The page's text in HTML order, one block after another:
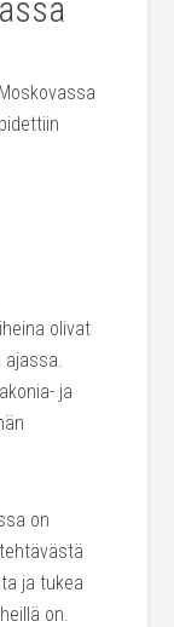
Moskovassa
pidettiin
olivat
ajassa.
ja
on
ja tukea
on.